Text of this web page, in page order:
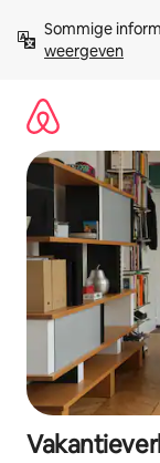
direct
naar
Sommige
weergeven